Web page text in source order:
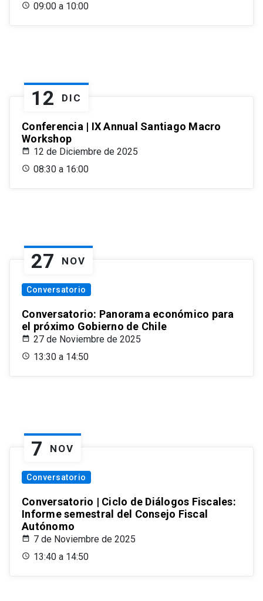
09:00 a 10:00
12 DIC
Conferencia | IX Annual Santiago Macro
Workshop
12 de Diciembre de 2025
08:30 a 16:00
27 NOV
Conversatorio
Conversatorio: Panorama económico para
el próximo Gobierno de Chile
27 de Noviembre de 2025
13:30 a 14:50
7 NOV
Conversatorio
Conversatorio | Ciclo de Diálogos Fiscales:
Informe semestral del Consejo Fiscal
Autónomo
7 de Noviembre de 2025
13:40 a 14:50